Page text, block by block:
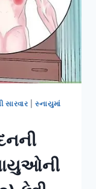
સારવાર |સ્નાયુમાં